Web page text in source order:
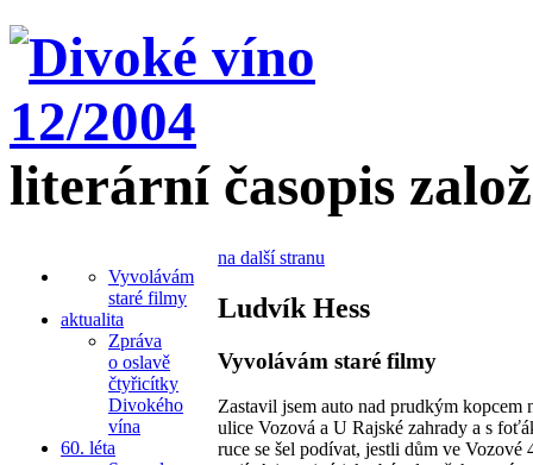
literární časopis
Vyvolávám
staré filmy
aktualita
Zpráva
o oslavě
čtyřicítky
Divokého
vína
60. léta
na další stranu
Ludvík Hess
Vyvolávám staré filmy
Zastavil jsem auto nad prudkým kopcem
ulice Vozová a U Rajské zahrady a s
ruce se šel podívat, jestli dům ve Vozové